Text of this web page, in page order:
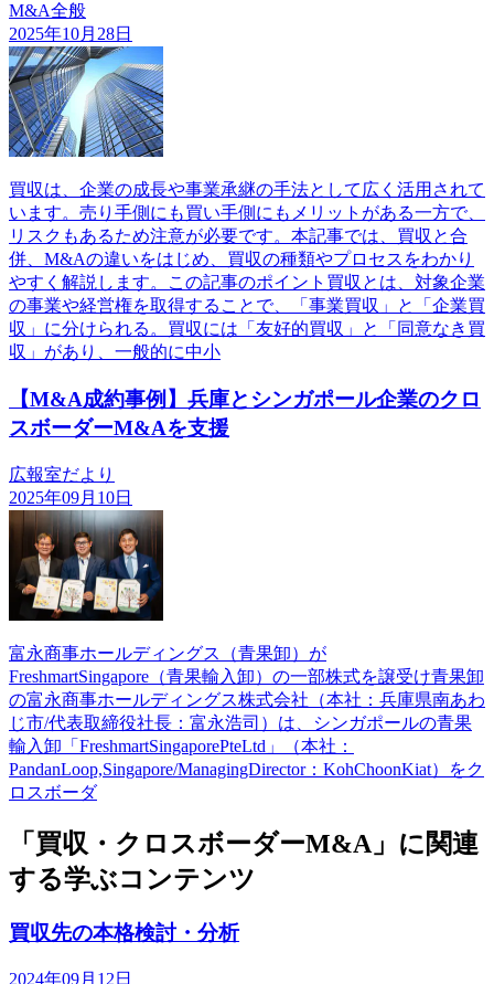
M&A全般
2025年10月28日
買収は、企業の成長や事業承継の手法として広く活用されて
います。売り手側にも買い手側にもメリットがある一方で、
リスクもあるため注意が必要です。本記事では、買収と合
併、M&Aの違いをはじめ、買収の種類やプロセスをわかり
やすく解説します。この記事のポイント買収とは、対象企業
の事業や経営権を取得することで、「事業買収」と「企業買
収」に分けられる。買収には「友好的買収」と「同意なき買
収」があり、一般的に中小
【M&A成約事例】兵庫とシンガポール企業のクロ
スボーダーM&Aを支援
広報室だより
2025年09月10日
富永商事ホールディングス（青果卸）が
FreshmartSingapore（青果輸入卸）の一部株式を譲受け青果卸
の富永商事ホールディングス株式会社（本社：兵庫県南あわ
じ市/代表取締役社長：富永浩司）は、シンガポールの青果
輸入卸「FreshmartSingaporePteLtd」（本社：
PandanLoop,Singapore/ManagingDirector：KohChoonKiat）をク
ロスボーダ
「買収・クロスボーダーM&A」に関連
する学ぶコンテンツ
買収先の本格検討・分析
2024年09月12日